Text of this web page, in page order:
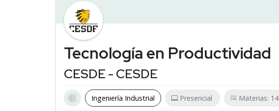
Tecnología en Productividad
CESDE - CESDE
Ingeniería Industrial Presencial Materias: 14